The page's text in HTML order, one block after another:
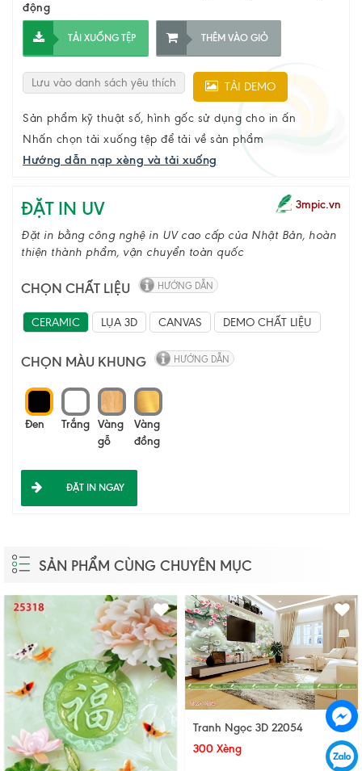
động
TẢI XUỐNG TỆP THÊM VÀO GIỎ
Lưu vào danh sách yêu thích TẢI DEMO
Sản phẩm kỹ thuật số, hình gốc sử dụng cho in ấn
Nhấn chọn tải xuống tệp để tải về sản phẩm
Hướng dẫn nạp xèng và tải xuống
ĐẶT IN UV 3mpic.vn
Đặt in bằng công nghệ in UV cao cấp của Nhật Bản, hoàn
thiện thành phẩm, vận chuyển toàn quốc
CHỌN CHẤT LIỆU HƯỚNG DẪN
CERAMIC LỤA 3D CANVAS DEMO CHẤT LIỆU
CHỌN MÀU KHUNG HƯỚNG DẪN
Đen Trắng Vàng
gỗ
Vàng
đồng
ĐẶT IN NGAY
SẢN PHẨM CÙNG CHUYÊN MỤC
Tranh Ngọc 3D 22054
300 Xèng